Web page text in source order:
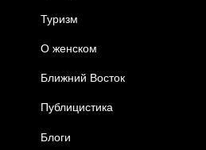
Туризм
О женском
Ближний Восток
Публицистика
Блоги